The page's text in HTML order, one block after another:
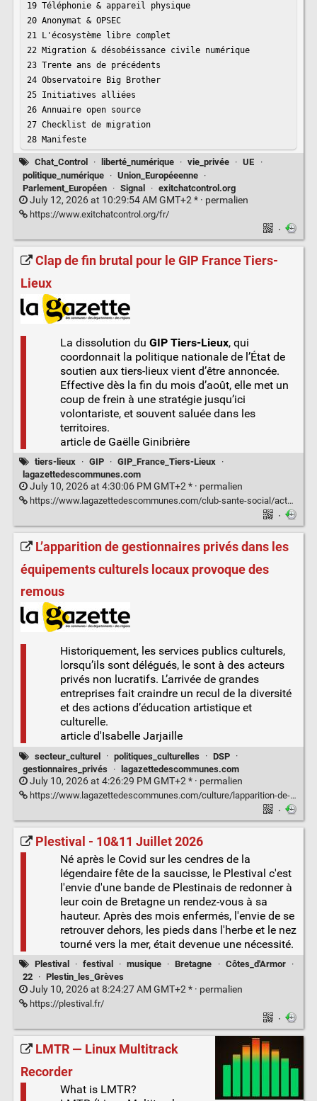
19 Téléphonie & appareil physique
20 Anonymat & OPSEC
21 L'écosystème libre complet
22 Migration & désobéissance civile numérique
23 Trente ans de précédents
24 Observatoire Big Brother
25 Initiatives alliées
26 Annuaire open source
27 Checklist de migration
28 Manifeste
Chat_Control · liberté_numérique · vie_privée · UE
·
politique_numérique
· Union_Européeenne
·
Parlement_Européen
· Signal · exitchatcontrol.org
July 12, 2026 at 10:29:54 AM GMT+2 * · permalien
https://www.exitchatcontrol.org/fr/
·
Clap de fin brutal pour le GIP France Tiers-
Lieux
La dissolution du GIP Tiers-Lieux, qui
coordonnait la politique nationale de l’État de
soutien aux tiers-lieux vient d’être annoncée.
Effective dès la fin du mois d’août, elle met un
coup de frein à une stratégie jusqu’ici
volontariste, et souvent saluée dans les
territoires.
article de Gaëlle Ginibrière
tiers-lieux · GIP · GIP_France_Tiers-Lieux ·
lagazettedescommunes.com
July 10, 2026 at 4:30:06 PM GMT+2 * · permalien
https://www.lagazettedescommunes.com/club-sante-social/acteurs-sante-social/associations-sante-social/clap-de-fin-brutal-pour-le-gip-france-tiers-lieux.ILFNLS2OGBBSFOC74VWATCCR3E.html
·
L’apparition de gestionnaires privés dans les
équipements culturels locaux provoque des
remous
Historiquement, les services publics culturels,
lorsqu’ils sont délégués, le sont à des acteurs
privés non lucratifs. L’arrivée de grandes
entreprises fait craindre un recul de la diversité
et des actions d’éducation artistique et
culturelle.
article d'Isabelle Jarjaille
secteur_culturel · politiques_culturelles · DSP ·
gestionnaires_privés
· lagazettedescommunes.com
July 10, 2026 at 4:26:29 PM GMT+2 * · permalien
https://www.lagazettedescommunes.com/culture/lapparition-de-gestionnaires-prives-dans-les-equipements-culturels-locaux-provoque-des-remous.3QR6AZFOIFHJTMB76QWKTQBGZI.html
·
Plestival - 10&11 Juillet 2026
Né après le Covid sur les cendres de la
légendaire fête de la saucisse, le Plestival c'est
l'envie d'une bande de Plestinais de redonner à
leur coin de Bretagne un rendez-vous à sa
hauteur. Après des mois enfermés, l'envie de se
retrouver dehors, les pieds dans l'herbe et le nez
tourné vers la mer, était devenue une nécessité.
Plestival · festival · musique · Bretagne · Côtes_d'Armor
·
22
· Plestin_les_Grèves
July 10, 2026 at 8:24:27 AM GMT+2 * · permalien
https://plestival.fr/
·
LMTR — Linux Multitrack
Recorder
What is LMTR?